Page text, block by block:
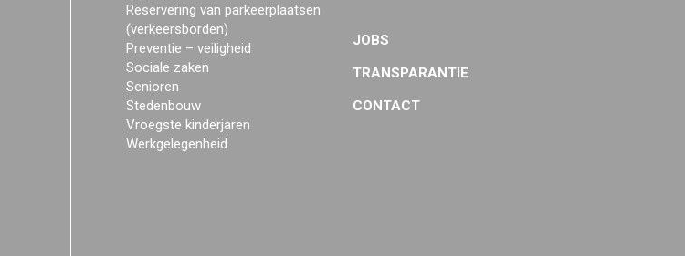
Reservering van parkeerplaatsen
(verkeersborden)
Preventie – veiligheid
Sociale zaken
Senioren
Stedenbouw
Vroegste kinderjaren
Werkgelegenheid
JOBS
TRANSPARANTIE
CONTACT